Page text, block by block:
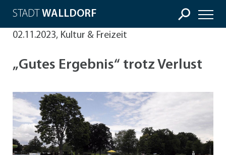
STADT WALLDORF
02.11.2023, Kultur & Freizeit
„Gutes Ergebnis“ trotz Verlust